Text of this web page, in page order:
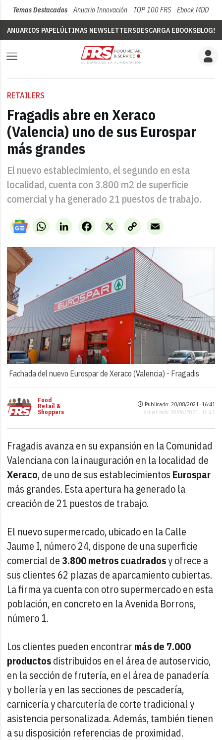
Temas Destacados Anuario Innovación TOP 100 FRS Ebook MDD
ANUARIOS PAPELÚLTIMAS NEWSLETTERSDESCARGA EBOOKSBLOGS
RETAILERS
Fragadis abre en Xeraco
(Valencia) uno de sus Eurospar
más grandes
El nuevo establecimiento, el segundo en esta
localidad, cuenta con 3.800 m2 de superficie
comercial y ha generado 21 puestos de trabajo.
WhatsAppLinkedIn X
Facebook
Copy
Link
Email
Fachada del nuevo Eurospar de Xeraco (Valencia) - Fragadis
Food
Retail &
Shoppers
Publicado: 20/08/2021 ·16:41
Actualizado: 20/08/2021 · 16:41
Fragadis avanza en su expansión en la Comunidad
Valenciana con la inauguración en la localidad de
Xeraco, de uno de sus establecimientos Eurospar
más grandes. Esta apertura ha generado la
creación de 21 puestos de trabajo.
El nuevo supermercado, ubicado en la Calle
Jaume I, número 24, dispone de una superficie
comercial de3.800 metros cuadradosy ofrece a
sus clientes 62 plazas de aparcamiento cubiertas.
La firma ya cuenta con otro supermercado en esta
población, en concreto en la Avenida Borrons,
número 1.
Los clientes pueden encontrar más de 7.000
productosdistribuidos en el área de autoservicio,
en la sección de frutería, en el área de panadería
y bollería y en las secciones de pescadería,
carnicería y charcutería de corte tradicional y
asistencia personalizada. Además, también tienen
a su disposición referencias de proximidad.